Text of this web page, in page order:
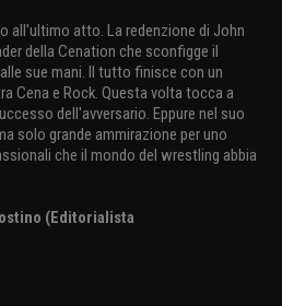
all'ultimo atto. La redenzione di John
della Cenation che sconfigge il
sue mani. Il tutto finisce con un
Cena e Rock. Questa volta tocca a
dell'avversario. Eppure nel suo
solo grande ammirazione per uno
che il mondo del wrestling abbia
(Editorialista